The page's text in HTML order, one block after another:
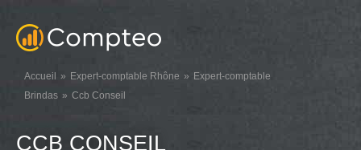
Accueil Expert-comptable Rhône
Expert-comptable
Brindas
Ccb Conseil
CCB CONSEIL